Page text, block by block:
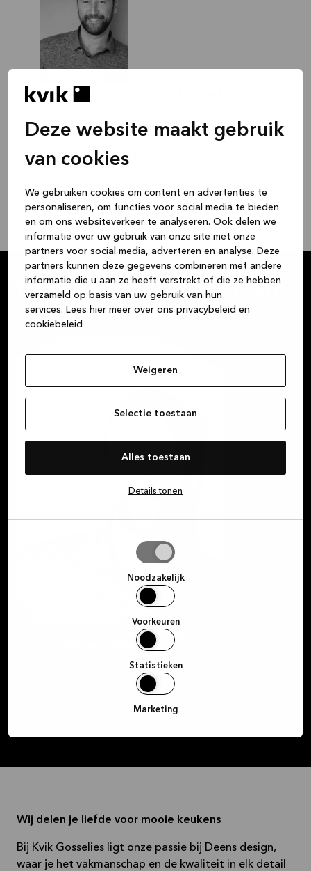
Deze website maakt gebruik
van cookies
We gebruiken cookies om content en advertenties te
personaliseren, om functies voor social media te bieden
en om ons websiteverkeer te analyseren. Ook delen we
informatie over uw gebruik van onze site met onze
partners voor social media, adverteren en analyse. Deze
partners kunnen deze gegevens combineren met andere
informatie die u aan ze heeft verstrekt of die ze hebben
verzameld op basis van uw gebruik van hun
services. Lees hier meer over ons privacybeleid en
cookiebeleid
Weigeren
Selectie toestaan
Alles toestaan
Details tonen
Noodzakelijk
Voorkeuren
Statistieken
Marketing
Wij focussen op jouw behoeften,
heeft recht op een coole keuken,
badkamer of garderobe.
Franchisenemer
Maak kennis met ons team
Ik verkoop ook aan B2B-klanten
Jonathan Degrève
Wij delen je liefde voor mooie keukens
Bij Kvik Gosselies ligt onze passie bij Deens design,
waar je het vakmanschap en de kwaliteit in elk detail